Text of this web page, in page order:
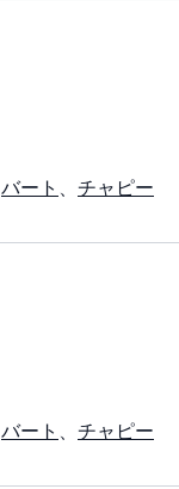
バート 、 チャピー
バート 、 チャピー